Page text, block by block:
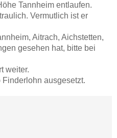
Tannheim entlaufen.
Vermutlich ist er
Aitrach, Aichstetten,
gesehen hat, bitte bei
weiter.
ausgesetzt.